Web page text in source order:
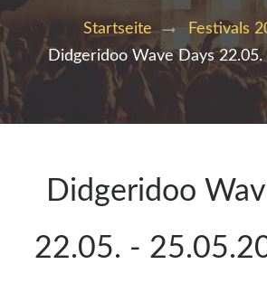
Startseite
Festivals
Didgeridoo Wave Days
Didgeridoo
22.05. -